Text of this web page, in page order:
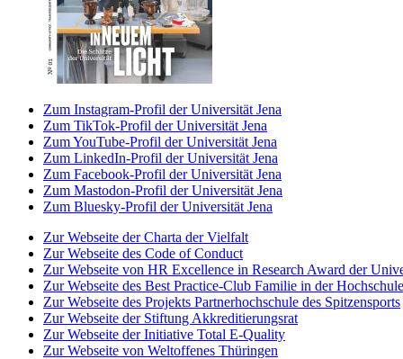
Zum Instagram-Profil der Universität Jena
Zum TikTok-Profil der Universität Jena
Zum YouTube-Profil der Universität Jena
Zum LinkedIn-Profil der Universität Jena
Zum Facebook-Profil der Universität Jena
Zum Mastodon-Profil der Universität Jena
Zum Bluesky-Profil der Universität Jena
Zur Webseite der Charta der Vielfalt
Zur Webseite des Code of Conduct
Zur Webseite von HR Excellence in Research Award der
Zur Webseite des Best Practice-Club Familie in der Hochschule
Zur Webseite des Projekts Partnerhochschule des Spitzensports
Zur Webseite der Stiftung Akkreditierungsrat
Zur Webseite der Initiative Total E-Quality
Zur Webseite von Weltoffenes Thüringen